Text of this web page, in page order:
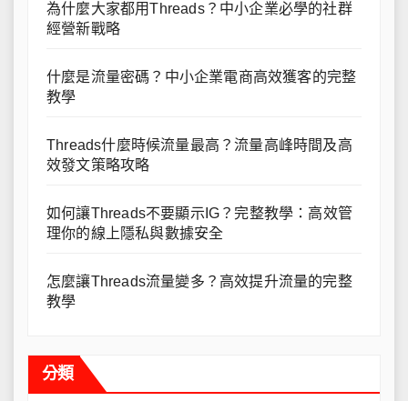
為什麼大家都用Threads？中小企業必學的社群
經營新戰略
什麼是流量密碼？中小企業電商高效獲客的完整
教學
Threads什麼時候流量最高？流量高峰時間及高
效發文策略攻略
如何讓Threads不要顯示IG？完整教學：高效管
理你的線上隱私與數據安全
怎麼讓Threads流量變多？高效提升流量的完整
教學
分類